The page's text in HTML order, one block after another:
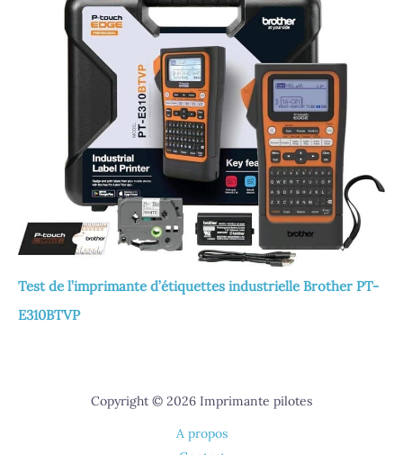
Test de l’imprimante d’étiquettes industrielle Brother PT-
E310BTVP
Copyright © 2026 Imprimante pilotes
A propos